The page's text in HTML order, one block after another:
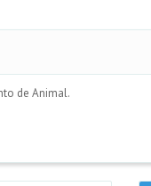
de Animal.